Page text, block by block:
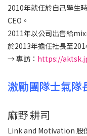
2010年就任於自己學生
CEO。
2011年以公司出售給
於2013年擔任社長至
→ 專訪： https://
激勵團隊士氣隊
麻野 耕司
Link and Motivation 股